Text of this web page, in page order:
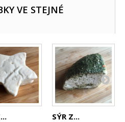
VE STEJNÉ
SÝR Z...